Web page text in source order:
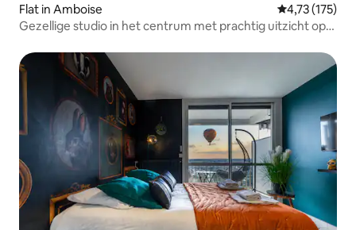
Flat in Amboise Gemiddelde
4,73 (175)
Gezellige studio in het centrum met prachtig uitzicht op